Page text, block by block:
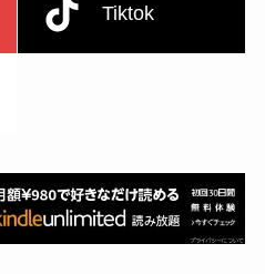
Tiktok